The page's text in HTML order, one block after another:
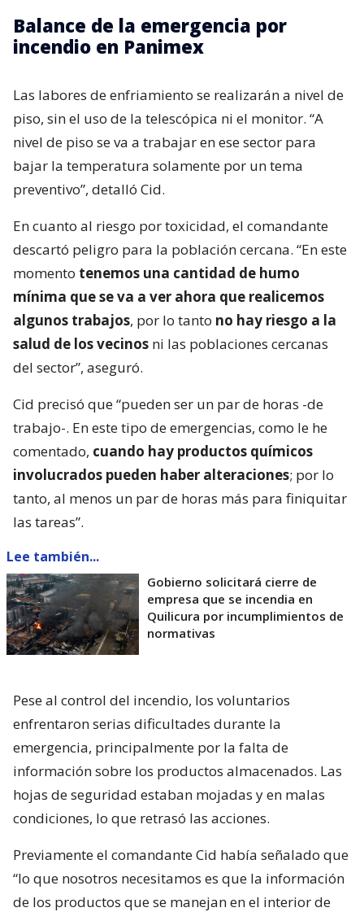
Balance de la emergencia por
incendio en Panimex
Las labores de enfriamiento se realizarán a nivel de
piso, sin el uso de la telescópica ni el monitor. “A
nivel de piso se va a trabajar en ese sector para
bajar la temperatura solamente por un tema
preventivo”, detalló Cid.
En cuanto al riesgo por toxicidad, el comandante
descartó peligro para la población cercana. “En este
momento tenemos una cantidad de humo
mínima que se va a ver ahora que realicemos
algunos trabajos, por lo tanto no hay riesgo a la
salud de los vecinos ni las poblaciones cercanas
del sector”, aseguró.
Cid precisó que “pueden ser un par de horas -de
trabajo-. En este tipo de emergencias, como le he
comentado, cuando hay productos químicos
involucrados pueden haber alteraciones; por lo
tanto, al menos un par de horas más para finiquitar
las tareas”.
Lee también...
Gobierno solicitará cierre de
empresa que se incendia en
Quilicura por incumplimientos de
normativas
Pese al control del incendio, los voluntarios
enfrentaron serias dificultades durante la
emergencia, principalmente por la falta de
información sobre los productos almacenados. Las
hojas de seguridad estaban mojadas y en malas
condiciones, lo que retrasó las acciones.
Previamente el comandante Cid había señalado que
“lo que nosotros necesitamos es que la información
de los productos que se manejan en el interior de